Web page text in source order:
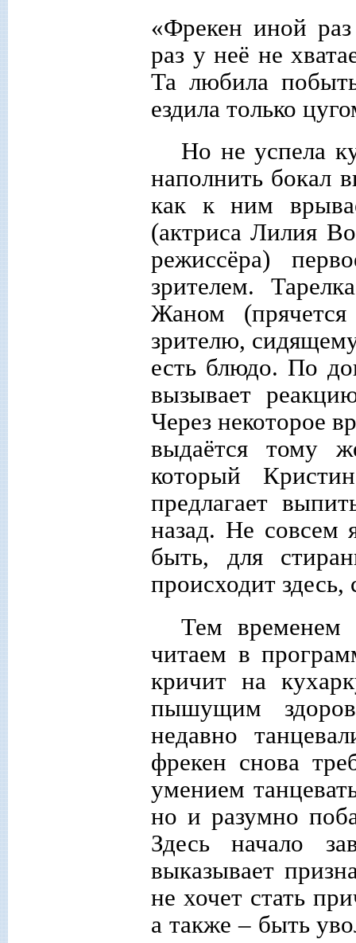
«Фрекен иной
раз у неё не
Та любила
ездила только
Но не успела
наполнить бокал
как к ним
(актриса Лилия
режиссёра)
зрителем.
Жаном
зрителю,
есть блюдо. По
вызывает
Через некоторое
выдаётся тому
который
предлагает
назад. Не совсем
быть, для
происходит здесь,
Тем
читаем в
кричит на
пышущим
недавно
фрекен снова
умением
но и разумно
Здесь начало
выказывает
не хочет стать
а также – быть